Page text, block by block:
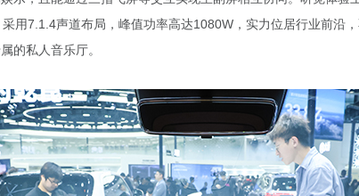
用7.1.4声道布局，峰值功率高达1080W，实力位居行业前沿
的私人音乐厅。